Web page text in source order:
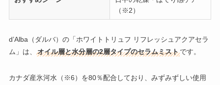
（※2）
d’Alba（ダルバ）の「ホワイトトリュフ リフレッシュアクアセラ
ム」 は、 オイル層と水分層の2層タイプのセラムミストです。
カナダ産氷河水（※6）を80％配合しており、みずみずしい使用